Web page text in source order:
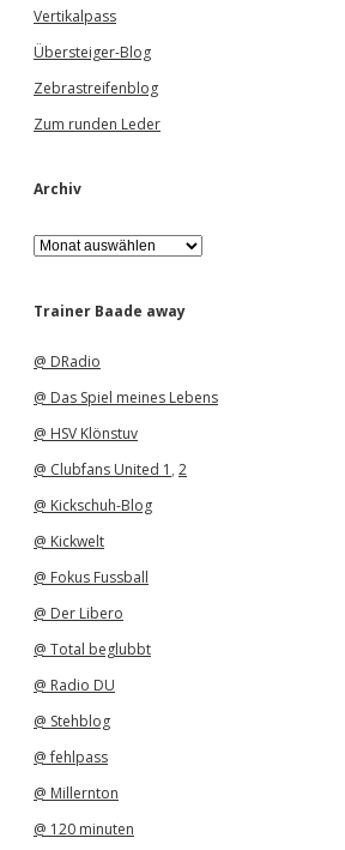
Vertikalpass
Übersteiger-Blog
Zebrastreifenblog
Zum runden Leder
Archiv
A
r
h
Trainer Baade away
@ DRadio
@ Das Spiel meines Lebens
@ HSV Klönstuv
@ Clubfans United 1 , 2
@ Kickschuh-Blog
@ Kickwelt
@ Fokus Fussball
@ Der Libero
@ Total beglubbt
@ Radio DU
@ Stehblog
@ fehlpass
@ Millernton
@ 120 minuten